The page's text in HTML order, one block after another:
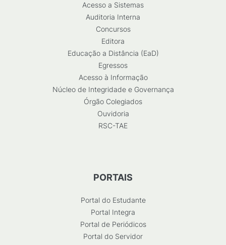
Acesso a Sistemas
Auditoria Interna
Concursos
Editora
Educação a Distância (EaD)
Egressos
Acesso à Informação
Núcleo de Integridade e Governança
Órgão Colegiados
Ouvidoria
RSC-TAE
PORTAIS
Portal do Estudante
Portal Integra
Portal de Periódicos
Portal do Servidor